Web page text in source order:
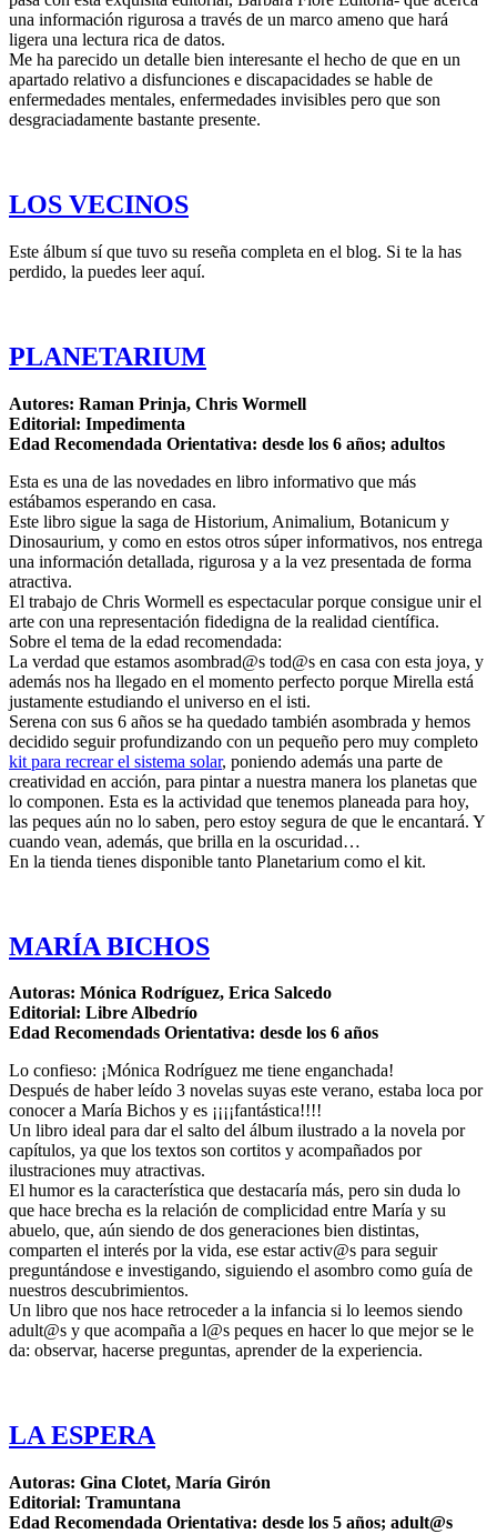
una información rigurosa a través de un marco ameno que hará
ligera una lectura rica de datos.
Me ha parecido un detalle bien interesante el hecho de que en un
apartado relativo a disfunciones e discapacidades se hable de
enfermedades mentales, enfermedades invisibles pero que son
desgraciadamente bastante presente.
LOS VECINOS
Este álbum sí que tuvo su reseña completa en el blog. Si te la has
perdido, la puedes leer aquí.
PLANETARIUM
Autores: Raman Prinja, Chris Wormell
Editorial: Impedimenta
Edad Recomendada Orientativa: desde los 6 años; adultos
Esta es una de las novedades en libro informativo que más
estábamos esperando en casa.
Este libro sigue la saga de Historium, Animalium, Botanicum y
Dinosaurium, y como en estos otros súper informativos, nos entrega
una información detallada, rigurosa y a la vez presentada de forma
atractiva.
El trabajo de Chris Wormell es espectacular porque consigue unir el
arte con una representación fidedigna de la realidad científica.
Sobre el tema de la edad recomendada:
La verdad que estamos asombrad@s tod@s en casa con esta joya, y
además nos ha llegado en el momento perfecto porque Mirella está
justamente estudiando el universo en el isti.
Serena con sus 6 años se ha quedado también asombrada y hemos
decidido seguir profundizando con un pequeño pero muy completo
kit para recrear el sistema solar, poniendo además una parte de
creatividad en acción, para pintar a nuestra manera los planetas que
lo componen. Esta es la actividad que tenemos planeada para hoy,
las peques aún no lo saben, pero estoy segura de que le encantará. Y
cuando vean, además, que brilla en la oscuridad…
En la tienda tienes disponible tanto Planetarium como el kit.
MARÍA BICHOS
Autoras: Mónica Rodríguez, Erica Salcedo
Editorial: Libre Albedrío
Edad Recomendads Orientativa: desde los 6 años
Lo confieso: ¡Mónica Rodríguez me tiene enganchada!
Después de haber leído 3 novelas suyas este verano, estaba loca por
conocer a María Bichos y es ¡¡¡¡fantástica!!!!
Un libro ideal para dar el salto del álbum ilustrado a la novela por
capítulos, ya que los textos son cortitos y acompañados por
ilustraciones muy atractivas.
El humor es la característica que destacaría más, pero sin duda lo
que hace brecha es la relación de complicidad entre María y su
abuelo, que, aún siendo de dos generaciones bien distintas,
comparten el interés por la vida, ese estar activ@s para seguir
preguntándose e investigando, siguiendo el asombro como guía de
nuestros descubrimientos.
Un libro que nos hace retroceder a la infancia si lo leemos siendo
adult@s y que acompaña a l@s peques en hacer lo que mejor se le
da: observar, hacerse preguntas, aprender de la experiencia.
LA ESPERA
Autoras: Gina Clotet, María Girón
Editorial: Tramuntana
Edad Recomendada Orientativa: desde los 5 años; adult@s